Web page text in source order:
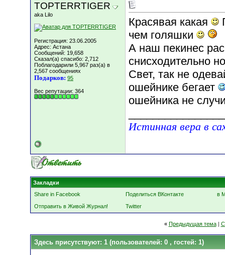
TOPTERRTIGER
aka Lilo
Регистрация: 23.06.2005
Адрес: Астана
Сообщений: 19,658
Сказал(а) спасибо: 2,712
Поблагодарили 5,967 раз(а) в
2,567 сообщениях
Подарков: 95
Вес репутации: 364
Красявая какая
чем голяшки
А наш пекинес
снисходительно
Свет, так не
ошейнике бегает
ошейника не
Истинная вера в
Закладки
Share in Facebook
Поделиться ВКонтакте
в
Отправить в Живой Журнал!
Twitter
« Предыдущая тема|
Здесь присутствуют: 1 (пользователей: 0 , гостей: 1)